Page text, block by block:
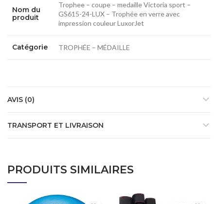
Nom du
produit
Trophee – coupe – medaille Victoria sport –
GS615-24-LUX – Trophée en verre avec
impression couleur LuxorJet
Catégorie TROPHÉE – MÉDAILLE
AVIS (0)
TRANSPORT ET LIVRAISON
PRODUITS SIMILAIRES